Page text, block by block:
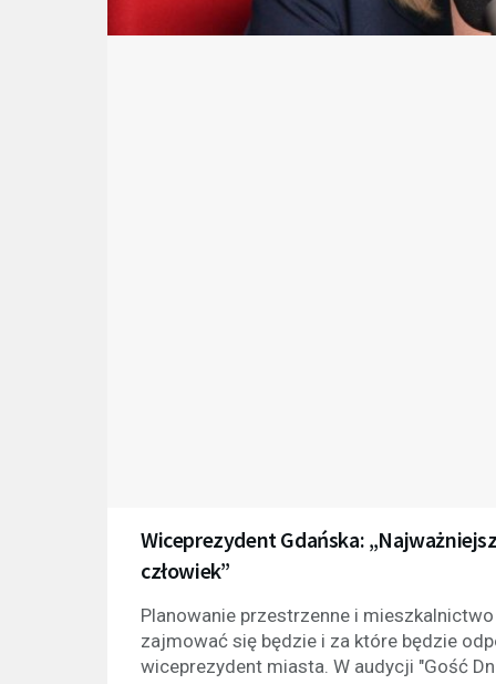
Wiceprezydent Gdańska:
człowiek”
Planowanie przestrzenne i
zajmować się będzie i za które będzie
wiceprezydent miasta. W audycji "Gość